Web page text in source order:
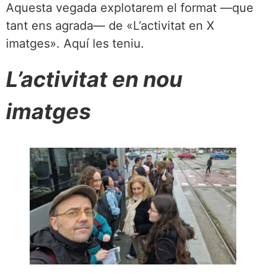
Aquesta vegada explotarem el format —que
tant ens agrada— de «L’activitat en X
imatges». Aquí les teniu.
L’activitat en nou
imatges